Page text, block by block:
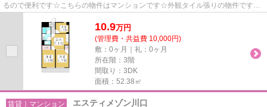
るので便利です☆こちらの物件はマンションです☆外観タイル張りの物件です☆
10.9万円
(管理費・共益費 10,000円)
敷：0ヶ月｜礼：0ヶ月
所在階：3階
間取り：3DK
面積：52.38㎡
賃貸｜マンション エスティメゾン川口